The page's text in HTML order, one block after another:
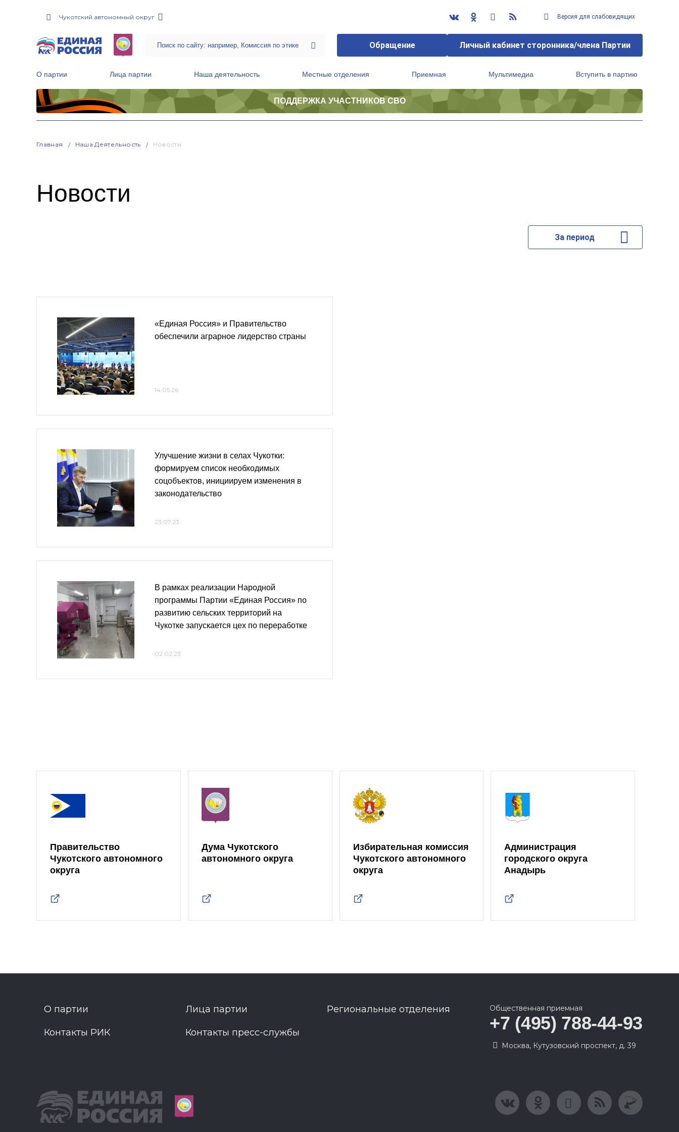
Чукотский автономный округ Версия для слабовидящих
Обращение Личный кабинет сторонника/члена Партии
О партии Лица партии Наша деятельность Местные отделения Приемная Мультимедиа Вступить в партию
ПОДДЕРЖКА УЧАСТНИКОВ СВО
Главная Наша Деятельность Новости
Новости
За период
«Единая Россия» и Правительство
обеспечили аграрное лидерство страны
14.05.26
Улучшение жизни в селах Чукотки:
формируем список необходимых
соцобъектов, инициируем изменения в
законодательство
23.07.23
В рамках реализации Народной
программы Партии «Единая Россия» по
развитию сельских территорий на
Чукотке запускается цех по переработке
02.02.23
Правительство
Чукотского автономного
округа
Дума Чукотского
автономного округа
Избирательная комиссия
Чукотского автономного
округа
Администрация
городского округа
Анадырь
О партии Лица партии Региональные отделения
Контакты РИК Контакты пресс-службы
Общественная приемная
+7 (495) 788-44-93
Москва, Кутузовский проспект, д. 39